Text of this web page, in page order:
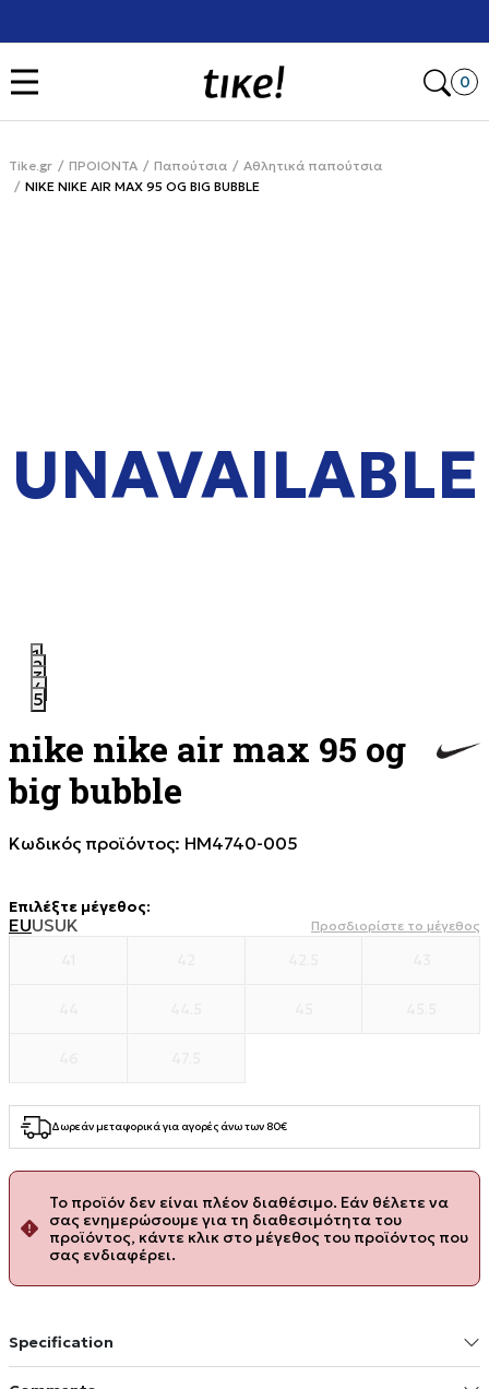
0
Tike.gr ΠΡΟΙΟΝΤΑ Παπούτσια
Αθλητικά παπούτσια
NIKE NIKE AIR MAX 95 OG BIG BUBBLE
1
2
3
4
5
UNAVAILABLE
nike nike air max 95 og
big bubble
Κωδικός προϊόντος: HM4740-005
Επιλέξτε μέγεθος:
EUUSUK Προσδιορίστε το μέγεθος
Δωρεάν μεταφορικά για αγορές άνω των 80€
Το προϊόν δεν είναι πλέον διαθέσιμο. Εάν θέλετε να
σας ενημερώσουμε για τη διαθεσιμότητα του
προϊόντος, κάντε κλικ στο μέγεθος του προϊόντος που
σας ενδιαφέρει.
Specification